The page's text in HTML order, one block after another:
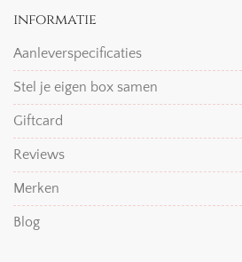
informatie
Aanleverspecificaties
Stel je eigen box samen
Giftcard
Reviews
Merken
Blog